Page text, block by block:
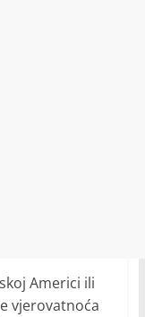
Americi ili
vjerovatnoća